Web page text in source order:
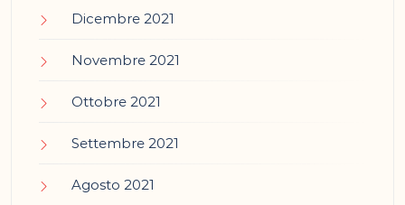
Dicembre 2021
Novembre 2021
Ottobre 2021
Settembre 2021
Agosto 2021